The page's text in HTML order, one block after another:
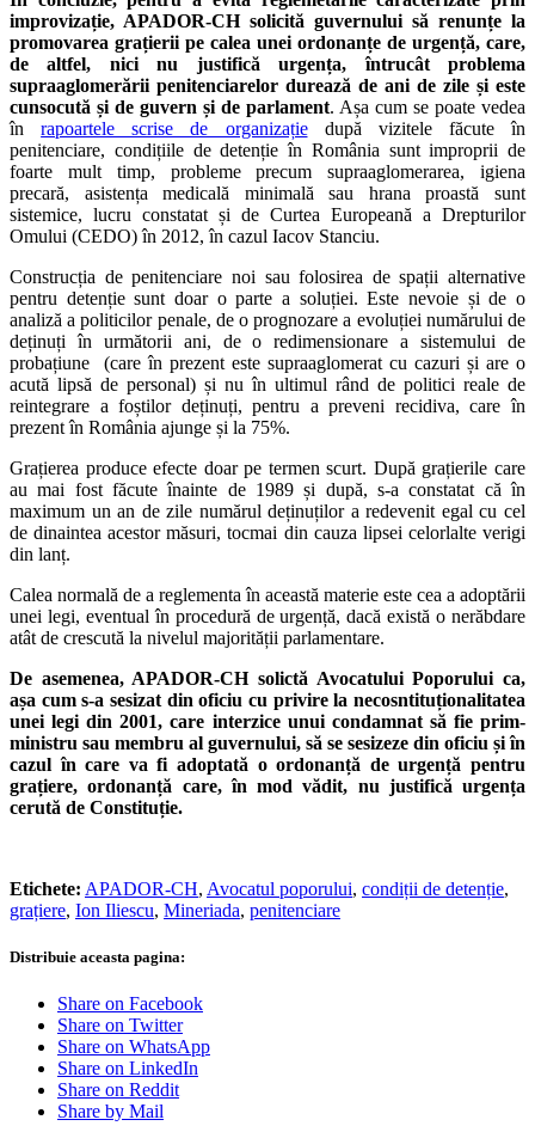
improvizație, APADOR-CH solicită guvernului să renunțe la
promovarea grațierii pe calea unei ordonanțe de urgență, care,
de altfel, nici nu justifică urgența, întrucât problema
supraaglomerării penitenciarelor durează de ani de zile și este
cunsocută și de guvern și de parlament. Așa cum se poate vedea
înrapoartele scrise de organizațiedupă vizitele făcute în
penitenciare, condițiile de detenție în România sunt improprii de
foarte mult timp, probleme precum supraaglomerarea, igiena
precară, asistența medicală minimală sau hrana proastă sunt
sistemice, lucru constatat și de Curtea Europeană a Drepturilor
Omului (CEDO) în 2012, în cazul Iacov Stanciu.
Construcția de penitenciare noi sau folosirea de spații alternative
pentru detenție sunt doar o parte a soluției. Este nevoie și de o
analiză a politicilor penale, de o prognozare a evoluției numărului de
deținuți în următorii ani, de o redimensionare a sistemului de
probațiune (care în prezent este supraaglomerat cu cazuri și are o
acută lipsă de personal) și nu în ultimul rând de politici reale de
reintegrare a foștilor deținuți, pentru a preveni recidiva, care în
prezent în România ajunge și la 75%.
Grațierea produce efecte doar pe termen scurt. După grațierile care
au mai fost făcute înainte de 1989 și după, s-a constatat că în
maximum un an de zile numărul deținuților a redevenit egal cu cel
de dinaintea acestor măsuri, tocmai din cauza lipsei celorlalte verigi
din lanț.
Calea normală de a reglementa în această materie este cea a adoptării
unei legi, eventual în procedură de urgență, dacă există o nerăbdare
atât de crescută la nivelul majorității parlamentare.
De asemenea, APADOR-CH solictă Avocatului Poporului ca,
așa cum s-a sesizat din oficiu cu privire la necosntituționalitatea
unei legi din 2001, care interzice unui condamnat să fie prim-
ministru sau membru al guvernului, să se sesizeze din oficiu și în
cazul în care va fi adoptată o ordonanță de urgență pentru
grațiere, ordonanță care, în mod vădit, nu justifică urgența
cerută de Constituție.
Etichete: APADOR-CH, Avocatul poporului, condiții de detenție,
grațiere, Ion Iliescu, Mineriada, penitenciare
Distribuie aceasta pagina:
Share on Facebook
Share on Twitter
Share on WhatsApp
Share on LinkedIn
Share on Reddit
Share by Mail